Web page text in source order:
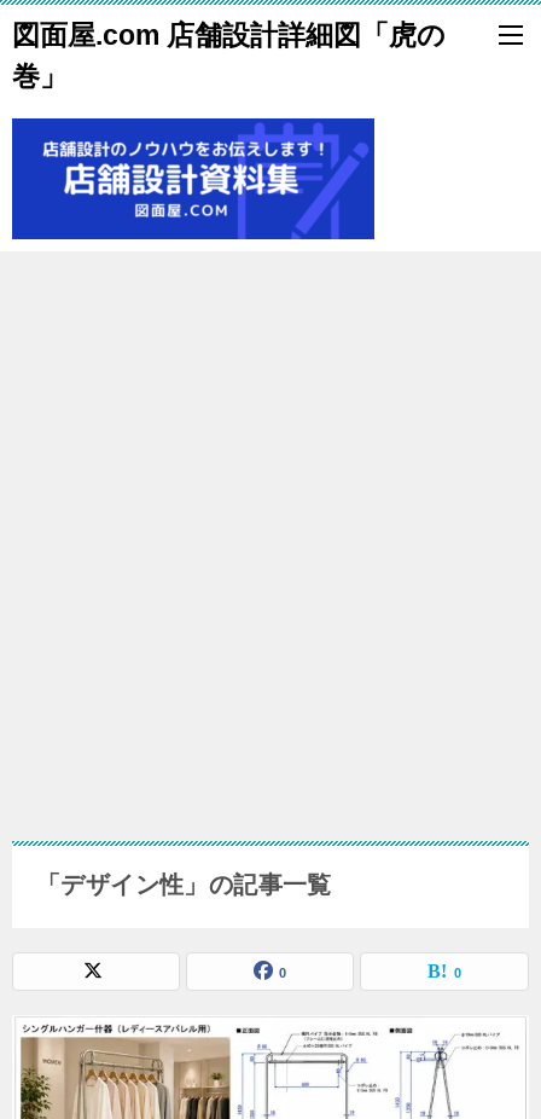
図面屋.com 店舗設計詳細図「虎の
巻」
「デザイン性」の記事一覧
0 0